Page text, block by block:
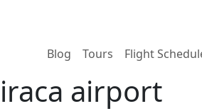
Blog Tours Flight
airport